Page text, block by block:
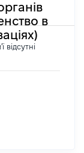
в
відсутні